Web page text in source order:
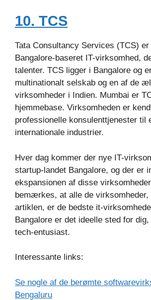
10. TCS
Tata Consultancy Services (TCS) er
Bangalore-baseret IT-virksomhed,
talenter. TCS ligger i Bangalore og
multinationalt selskab og en af de
virksomheder i Indien. Mumbai er
hjemmebase. Virksomheden er
professionelle konsulenttjenester til
internationale industrier.
Hver dag kommer der nye IT-
startup-landet Bangalore, og der er
ekspansionen af disse
bemærkes, at alle de
artiklen, er de bedste it-
Bangalore er det ideelle sted for
tech-entusiast.
Interessante links:
Se nogle af de berømte
Bengaluru